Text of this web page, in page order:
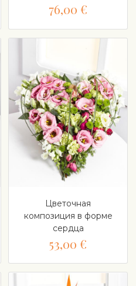
76,00 €
Цветочная
композиция в форме
сердца
53,00 €